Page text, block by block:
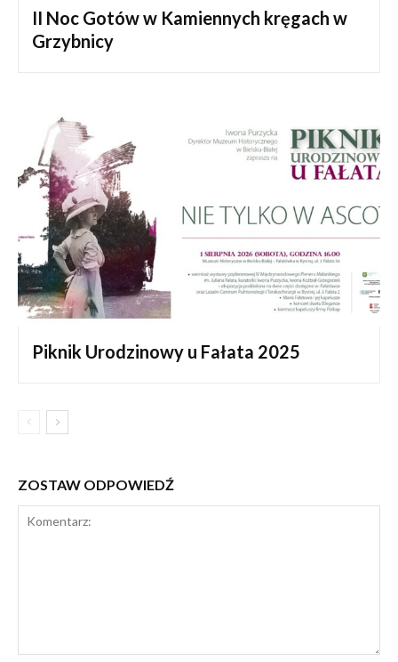
II Noc Gotów w Kamiennych kręgach w
Grzybnicy
Piknik Urodzinowy u Fałata 2025
ZOSTAW ODPOWIEDŹ